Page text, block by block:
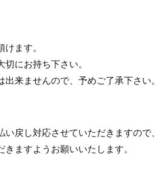
ます。
にお持ち下さい。
来ませんので、予めご了承下さい。
戻し対応させていただきますので、
ますようお願いいたします。